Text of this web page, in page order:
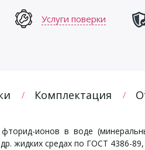
Услуги поверки
Комплектация
ионов в воде
др. жидких средах по ГОСТ